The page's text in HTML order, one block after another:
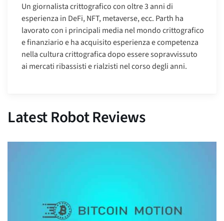
Un giornalista crittografico con oltre 3 anni di
esperienza in DeFi, NFT, metaverse, ecc. Parth ha
lavorato con i principali media nel mondo crittografico
e finanziario e ha acquisito esperienza e competenza
nella cultura crittografica dopo essere sopravvissuto
ai mercati ribassisti e rialzisti nel corso degli anni.
Latest Robot Reviews